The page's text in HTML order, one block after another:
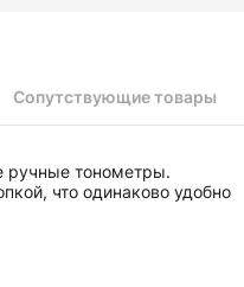
Пульсоксиметры ri-fox
Термометры и
Сопутствующие товары
ручные тонометры.
что одинаково удобно